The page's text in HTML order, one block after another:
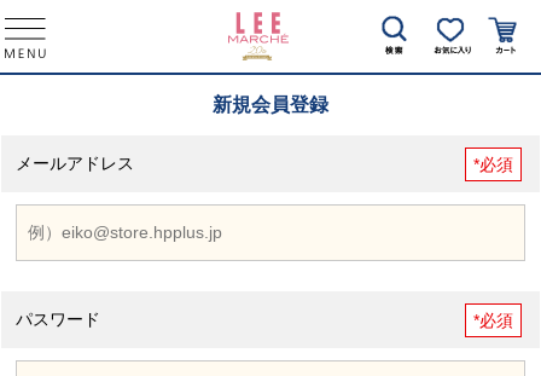
新規会員登録
メールアドレス *必須
パスワード *必須